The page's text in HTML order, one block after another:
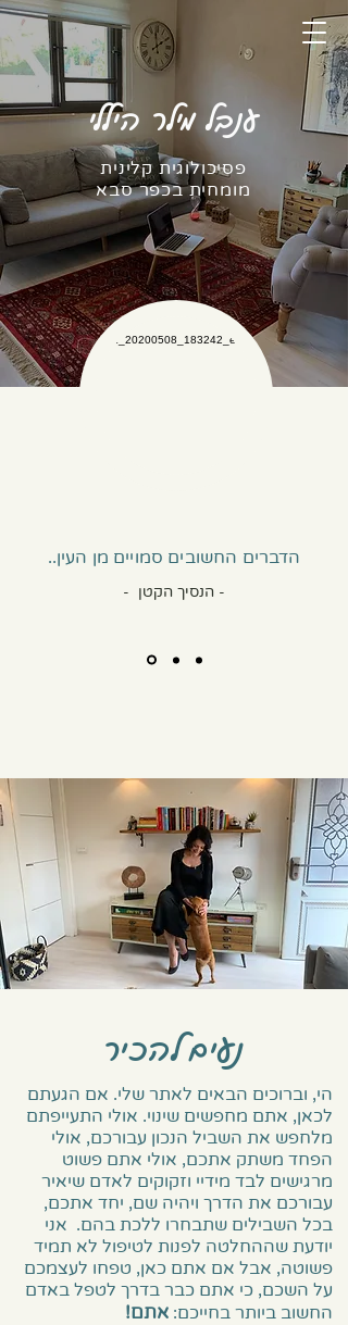
ענבל מילר היללי
פסיכולוגית קלינית
מומחית בכפר סבא
הדברים החשובים סמויים מן העין..
- הנסיך הקטן -
נעים להכיר
הי, וברוכים הבאים לאתר שלי. אם הגעתם
לכאן, אתם מחפשים שינוי. אולי התעייפתם
מלחפש את השביל הנכון עבורכם, אולי
הפחד משתק אתכם, אולי אתם פשוט
מרגישים לבד מידיי וזקוקים לאדם שיאיר
עבורכם את הדרך ויהיה שם, יחד אתכם,
בכל השבילים שתבחרו ללכת בהם. אני
יודעת שההחלטה לפנות לטיפול לא תמיד
פשוטה, אבל אם אתם כאן, טפחו לעצמכם
על השכם, כי אתם כבר בדרך לטפל באדם
החשוב ביותר בחייכם: אתם!